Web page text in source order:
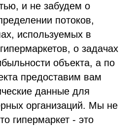
и не забудем о
потоков,
используемых в
о задачах
объекта, а по
предоставим вам
данные для
организаций. Мы не
гипермаркет - это